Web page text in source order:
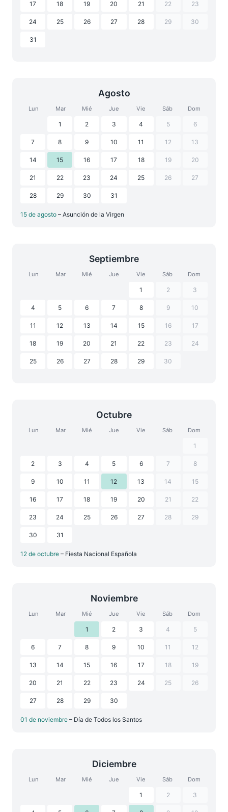
17 18 19 20 21 22 23
24 25 26 27 28 29 30
31
Agosto
Lun Mar Mié Jue Vie Sáb Dom
1 2 3 4 5 6
7 8 9 10 11 12 13
14 15 16 17 18 19 20
21 22 23 24 25 26 27
28 29 30 31
15 de agosto – Asunción de la Virgen
Septiembre
Lun Mar Mié Jue Vie Sáb Dom
1 2 3
4 5 6 7 8 9 10
11 12 13 14 15 16 17
18 19 20 21 22 23 24
25 26 27 28 29 30
Octubre
Lun Mar Mié Jue Vie Sáb Dom
1
2 3 4 5 6 7 8
9 10 11 12 13 14 15
16 17 18 19 20 21 22
23 24 25 26 27 28 29
30 31
12 de octubre – Fiesta Nacional Española
Noviembre
Lun Mar Mié Jue Vie Sáb Dom
1 2 3 4 5
6 7 8 9 10 11 12
13 14 15 16 17 18 19
20 21 22 23 24 25 26
27 28 29 30
01 de noviembre – Día de Todos los Santos
Diciembre
Lun Mar Mié Jue Vie Sáb Dom
1 2 3